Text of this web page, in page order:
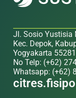
Jl. Sosio Yustisia
Kec. Depok,
Yogyakarta 55281
No Telp: (+62)
Whatsapp: (+62)